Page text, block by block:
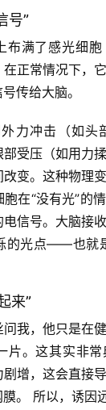
号”
布满了感光细
正常情况下，
传给大脑。
力冲击（如头
部受压（如用力
变。这种物理
在“没有光”的
信号。大脑接
的光点——也就
来”
我，他只是在
。这其实非常
增，这会直接
。
所以，诱因